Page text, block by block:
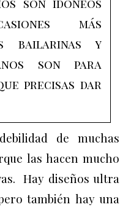
son idóneos
más
bailarinas y
son para
precisas dar
de muchas
las hacen mucho
Hay diseños ultra
también hay una